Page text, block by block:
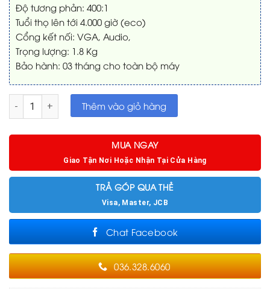
Độ tương phản: 400:1
Tuổi thọ lên tới 4.000 giờ (eco)
Cổng kết nối: VGA, Audio,
Trọng lượng: 1.8 Kg
Bảo hành: 03 tháng cho toàn bộ máy
Máy chiếu Panasonic PT-LB51 cũ đã chiếu 1500 giờ số lượng
Thêm vào giỏ hàng
MUA NGAY
Giao Tận Nơi Hoặc Nhận Tại Cửa Hàng
TRẢ GÓP QUA THẺ
Visa, Master, JCB
Chat Facebook
036.328.6060